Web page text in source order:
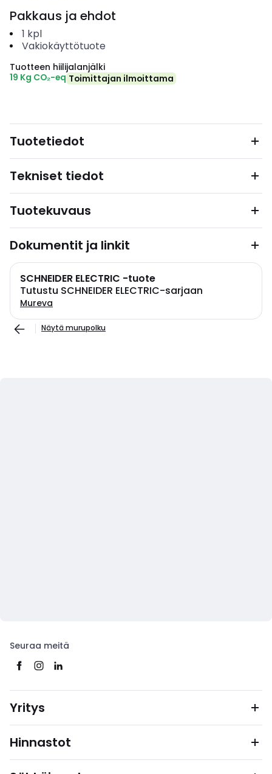
Pakkaus ja ehdot
1 kpl
Vakiokäyttötuote
Tuotteen hiilijalanjälki
19 Kg CO₂-eq Toimittajan ilmoittama
Tuotetiedot
Tekniset tiedot
Tuotekuvaus
Dokumentit ja linkit
SCHNEIDER ELECTRIC -tuote
Tutustu SCHNEIDER ELECTRIC-sarjaan
Mureva
Näytä murupolku
Seuraa meitä
Yritys
Hinnastot